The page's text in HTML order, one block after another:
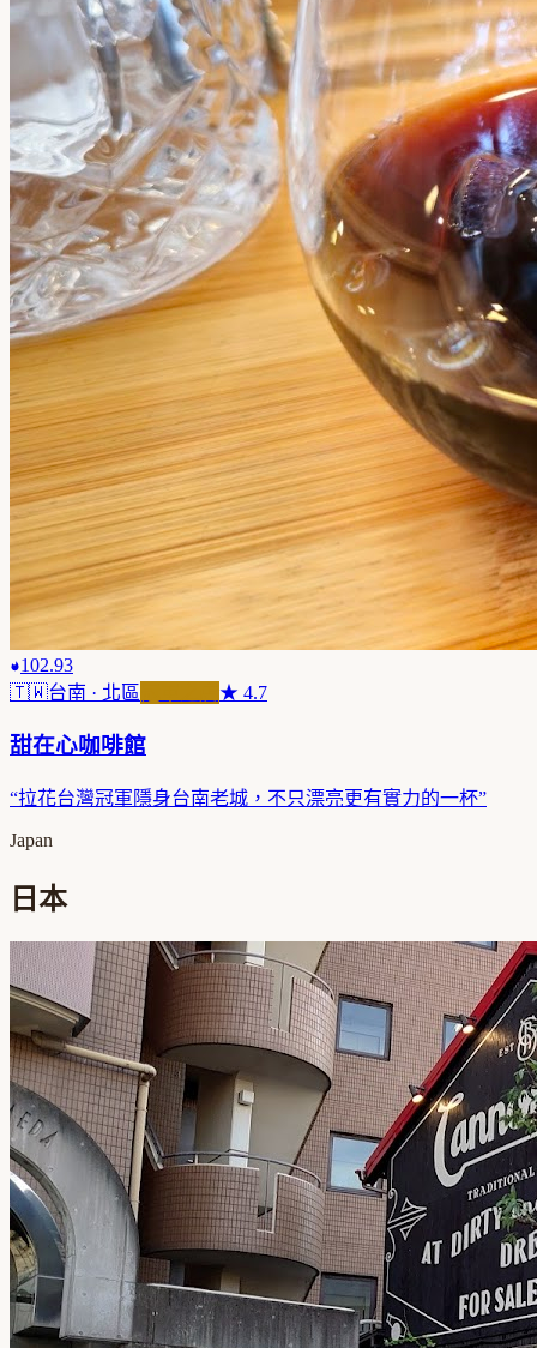
102.93
🇹🇼台南 · 北區 ★ 4.7
甜在心咖啡館
“拉花台灣冠軍隱身台南老城，不只漂亮更有實力的一杯”
Japan
日本